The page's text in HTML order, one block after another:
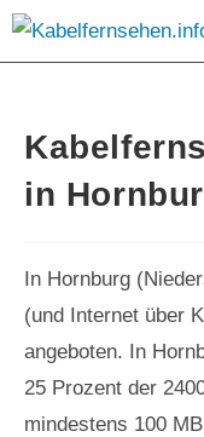
in
In Hornburg
(und Internet über
angeboten. In
25 Prozent der
mindestens 100